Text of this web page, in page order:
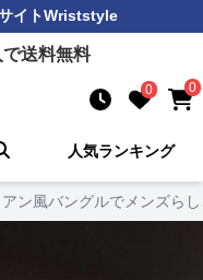
イトWriststyle
送料無料
0 0
人気ランキング
ン風バングルでメンズら